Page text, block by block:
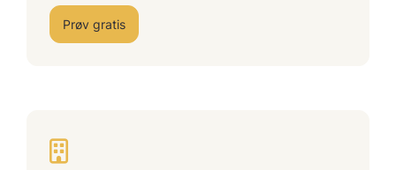
Prøv gratis